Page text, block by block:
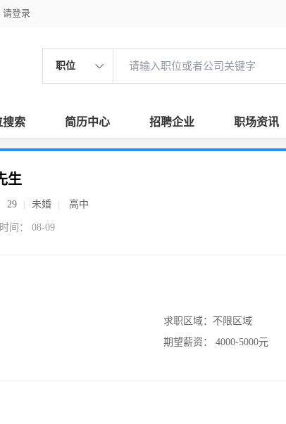
请登录
职位
搜索 简历中心 招聘企业 职场资讯
生
29 未婚 高中
间： 08-09
求职区域： 不限区域
期望薪资：
4000-5000元